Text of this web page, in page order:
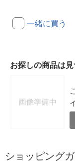
一緒に買う
お探しの商品は
ショッピング